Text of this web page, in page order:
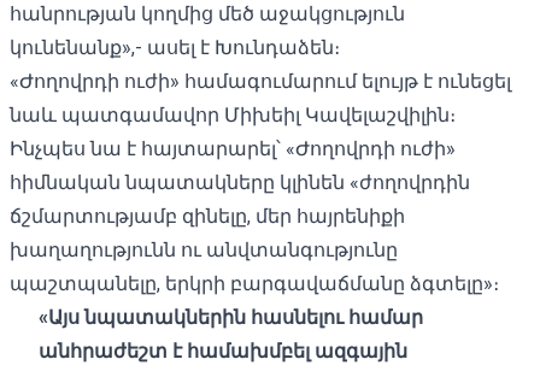
հանրության կողմից մեծ աջակցություն
կունենանք»,- ասել է Խունդաձեն։
«Ժողովրդի ուժի» համագումարում ելույթ է ունեցել
նաև պատգամավոր Միխեիլ Կավելաշվիլին։
Ինչպես նա է հայտարարել՝ «Ժողովրդի ուժի»
հիմնական նպատակները կլինեն «ժողովրդին
ճշմարտությամբ զինելը, մեր հայրենիքի
խաղաղությունն ու անվտանգությունը
պաշտպանելը, երկրի բարգավաճմանը ձգտելը»։
«Այս նպատակներին հասնելու համար
անհրաժեշտ է համախմբել ազգային